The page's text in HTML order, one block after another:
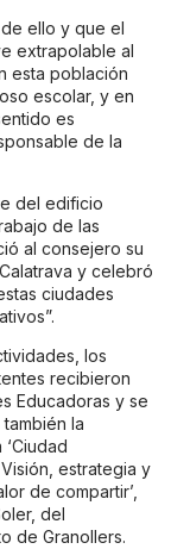
ello y que el
extrapolable al
esta población
escolar, y en
es
de la
del edificio
de las
al consejero su
y celebró
ciudades
los
recibieron
Educadoras y se
la
estrategia y
de compartir’,
del
de Granollers.